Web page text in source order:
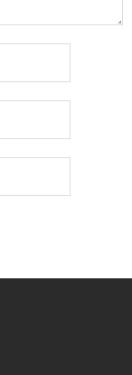
с Амфитоном
систем для
для